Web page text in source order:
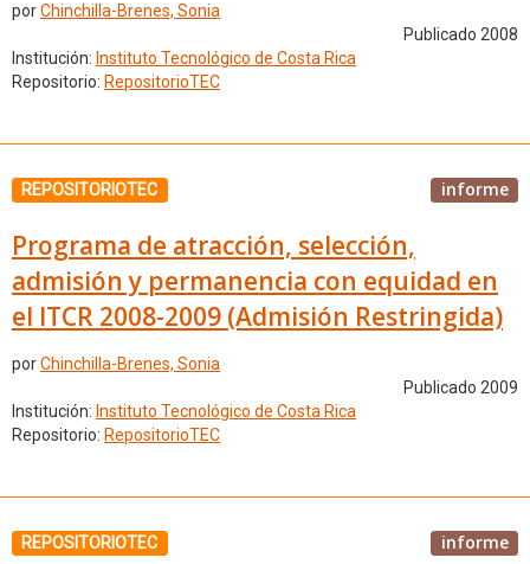
porChinchilla-Brenes, Sonia
Publicado 2008
Institución: Instituto Tecnológico de Costa Rica
Repositorio: RepositorioTEC
REPOSITORIOTEC informe
Programa de atracción, selección,
admisión y permanencia con equidad en
el ITCR 2008-2009 (Admisión Restringida)
porChinchilla-Brenes, Sonia
Publicado 2009
Institución: Instituto Tecnológico de Costa Rica
Repositorio: RepositorioTEC
REPOSITORIOTEC informe